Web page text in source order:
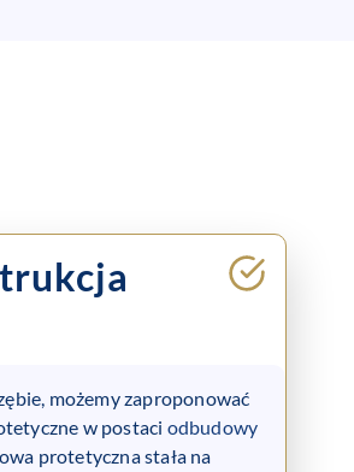
możemy zaproponować
w postaci odbudowy
protetyczna stała na